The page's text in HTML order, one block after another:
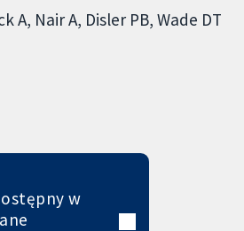
A Nair A Disler PB Wade DT
w